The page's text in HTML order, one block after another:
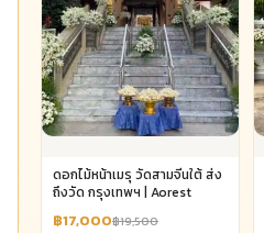
ดอกไม้หน้าเมรุ วัดสามจีนใต้ ส่ง
ถึงวัด กรุงเทพฯ | Aorest
฿17,000฿19,500